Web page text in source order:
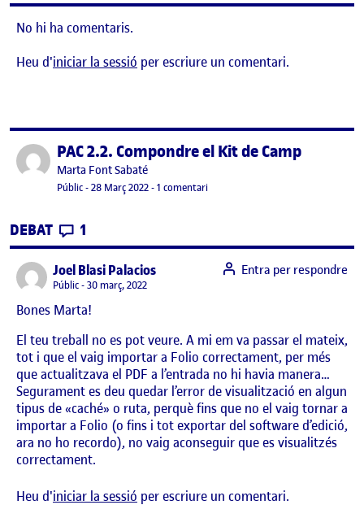
No hi ha comentaris.
Heu d'iniciar la sessió per escriure un comentari.
Publicat perPAC 2.2. Compondre el Kit de Camp
Publicat per
Marta Font Sabaté
Visibilitat:
Públic-Data de publicació
28 Març 202228 març, 2022 7:05 pm
-1 comentaria PAC 2.2. Compondre el Kit de
DEBAT CONTRIBUTIONS
1
Joel Blasi Palaciossays:
Visibilitat:
Públic 30 març, 2022
Bones Marta!
El teu treball no es pot veure. A mi em va passar el mateix,
tot i que el vaig importar a Folio correctament, per més
que actualitzava el PDF a l’entrada no hi havia manera…
Segurament es deu quedar l’error de visualització en algun
tipus de «caché» o ruta, perquè fins que no el vaig tornar a
importar a Folio (o fins i tot exportar del software d’edició,
ara no ho recordo), no vaig aconseguir que es visualitzés
correctament.
Entra per respondre
Heu d'iniciar la sessió per escriure un comentari.